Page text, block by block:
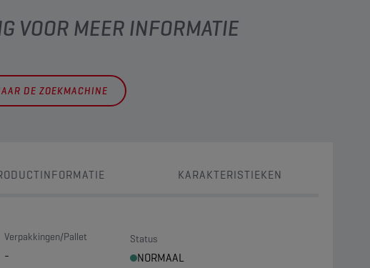
VOOR MEER INFORMATIE
DE ZOEKMACHINE
KARAKTERISTIEKEN
Verpakkingen/Pallet
-
Status
NORMAAL